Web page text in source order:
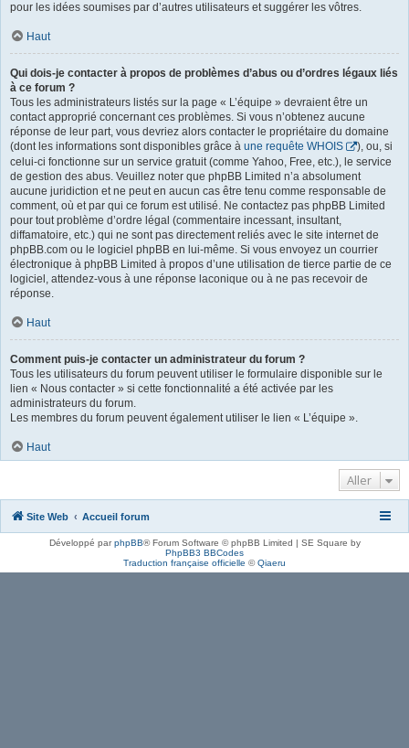
pour les idées soumises par d’autres utilisateurs et suggérer les vôtres.
Haut
Qui dois-je contacter à propos de problèmes d’abus ou d’ordres légaux liés
à ce forum ?
Tous les administrateurs listés sur la page « L’équipe » devraient être un
contact approprié concernant ces problèmes. Si vous n’obtenez aucune
réponse de leur part, vous devriez alors contacter le propriétaire du domaine
(dont les informations sont disponibles grâce à une requête WHOIS
), ou, si
celui-ci fonctionne sur un service gratuit (comme Yahoo, Free, etc.), le service
de gestion des abus. Veuillez noter que phpBB Limited n’a absolument
aucune juridiction et ne peut en aucun cas être tenu comme responsable de
comment, où et par qui ce forum est utilisé. Ne contactez pas phpBB Limited
pour tout problème d’ordre légal (commentaire incessant, insultant,
diffamatoire, etc.) qui ne sont pas directement reliés avec le site internet de
phpBB.com ou le logiciel phpBB en lui-même. Si vous envoyez un courrier
électronique à phpBB Limited à propos d’une utilisation de tierce partie de ce
logiciel, attendez-vous à une réponse laconique ou à ne pas recevoir de
réponse.
Haut
Comment puis-je contacter un administrateur du forum ?
Tous les utilisateurs du forum peuvent utiliser le formulaire disponible sur le
lien « Nous contacter » si cette fonctionnalité a été activée par les
administrateurs du forum.
Les membres du forum peuvent également utiliser le lien « L’équipe ».
Haut
Aller
Site Web Accueil forum
Développé parphpBB® Forum Software © phpBB Limited | SE Square by
PhpBB3 BBCodes
Traduction française officielle ©Qiaeru